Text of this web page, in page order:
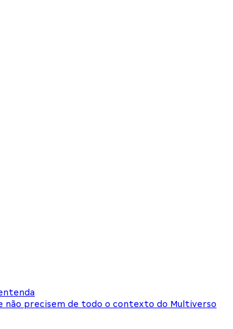
não precisem de todo o contexto do Multiverso